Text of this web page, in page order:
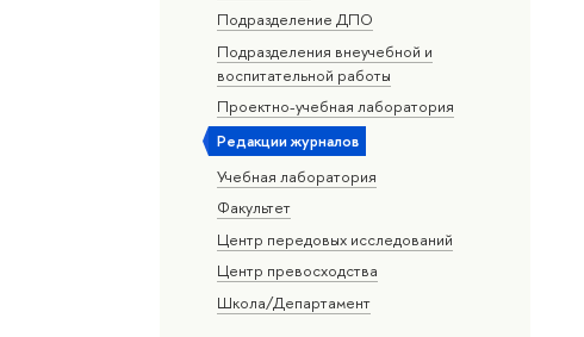
Подразделение ДПО
Подразделения внеучебной и
воспитательной работы
Проектно-учебная лаборатория
Редакции журналов
Учебная лаборатория
Факультет
Центр передовых исследований
Центр превосходства
Школа/Департамент